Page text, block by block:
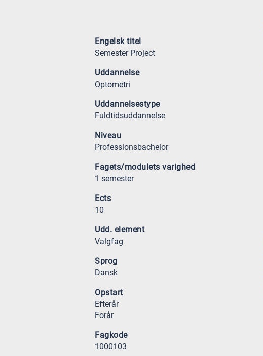
Engelsk titel
Semester Project
Uddannelse
Optometri
Uddannelsestype
Fuldtidsuddannelse
Niveau
Professionsbachelor
Fagets/modulets varighed
1 semester
Ects
10
Udd. element
Valgfag
Sprog
Dansk
Opstart
Efterår
Forår
Fagkode
1000103